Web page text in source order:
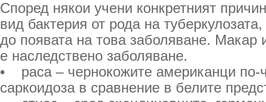
Според някои учени конкретният
вид бактерия от рода на
до появата на това заболяване. Макар
е наследствено заболяване.
• раса – чернокожите американци по-
саркоидоза в сравнение в белите